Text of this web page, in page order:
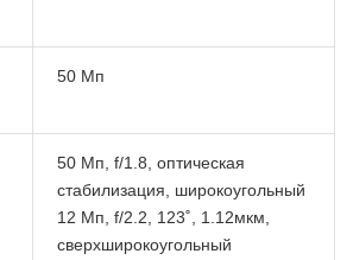
50 Мп
50 Мп, f/1.8, оптическая
стабилизация, широкоугольный
12 Мп, f/2.2, 123˚, 1.12мкм,
сверхширокоугольный